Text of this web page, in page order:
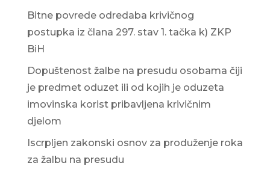
Bitne povrede odredaba krivičnog
postupka iz člana 297. stav 1. tačka k) ZKP
BiH
Dopuštenost žalbe na presudu osobama čiji
je predmet oduzet ili od kojih je oduzeta
imovinska korist pribavljena krivičnim
djelom
Iscrpljen zakonski osnov za produženje roka
za žalbu na presudu